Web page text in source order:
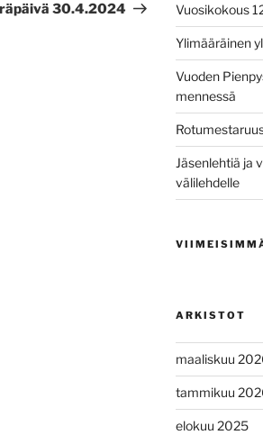
30.4.2024
Vuosikokous
Ylimääräinen
Vuoden
mennessä
Jäsenlehtiä ja
välilehdelle
ARKISTOT
maaliskuu
tammikuu
elokuu 2025